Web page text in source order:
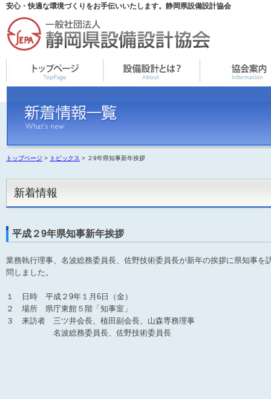
安心・快適な環境づくりをお手伝いいたします。静岡県設備設計協会
トップページ > トピックス > ２9年県知事新年挨拶
新着情報
平成２9年県知事新年挨拶
業務執行理事、名波総務委員長、佐野技術委員長が新年の挨拶に県知事を
問しました。
１ 日時 平成２9年１月6日（金）
２ 場所 県庁東館５階「知事室」
３ 来訪者 三ツ井会長、植田副会長、山森専務理事
名波総務委員長、佐野技術委員長